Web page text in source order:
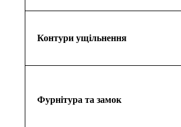
Контури ущільнення
Фурнітура та замок